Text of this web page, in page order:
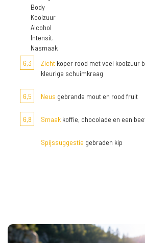
Body
Koolzuur
Alcohol
Intensit.
Nasmaak
6,3
Zicht koper rood met veel koolzuur
kleurige schuimkraag
6,5 Neus gebrande mout en rood fruit
6,8 Smaak koffie, chocolade en een
Spijssuggestie gebraden kip